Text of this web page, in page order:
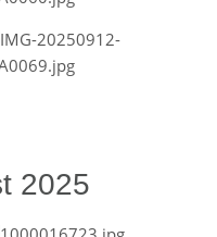
2025